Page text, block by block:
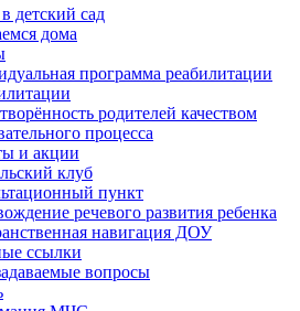
детский сад
дома
программа реабилитации
родителей качеством
процесса
и акции
клуб
пункт
речевого развития ребенка
навигация ДОУ
ссылки
вопросы